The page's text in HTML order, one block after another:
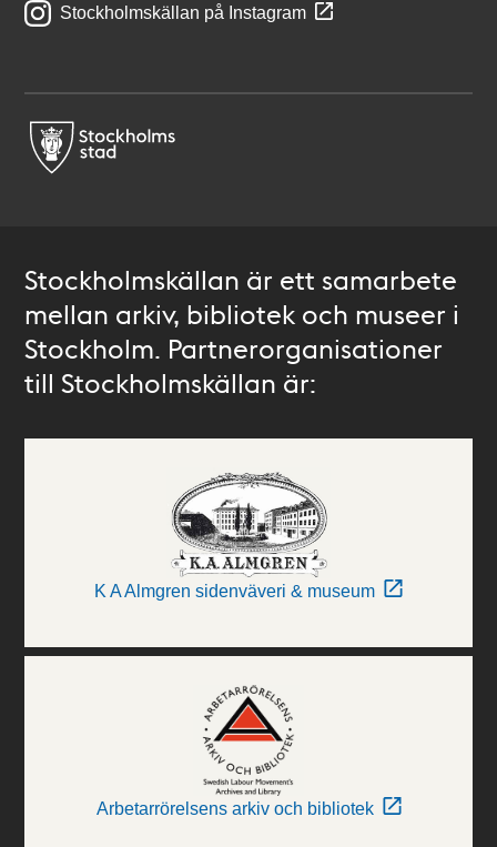
Stockholmskällan på Instagram
Stockholmskällan är ett samarbete
mellan arkiv, bibliotek och museer i
Stockholm. Partnerorganisationer
till Stockholmskällan är:
K A Almgren sidenväveri & museum
Arbetarrörelsens arkiv och bibliotek